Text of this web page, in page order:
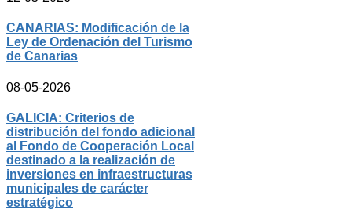
CANARIAS: Modificación de la
Ley de Ordenación del Turismo
de Canarias
08-05-2026
GALICIA: Criterios de
distribución del fondo adicional
al Fondo de Cooperación Local
destinado a la realización de
inversiones en infraestructuras
municipales de carácter
estratégico